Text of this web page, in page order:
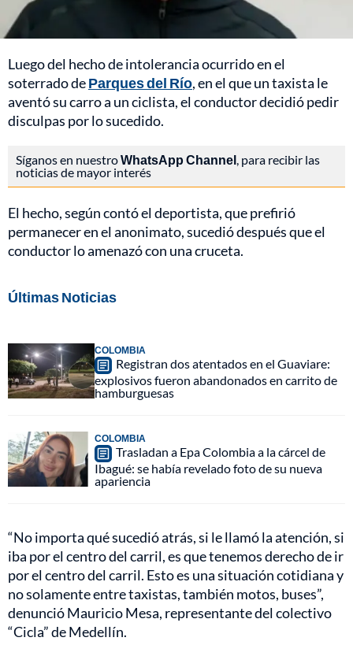
Luego del hecho de intolerancia ocurrido en el
soterrado deParques del Río, en el que un taxista le
aventó su carro a un ciclista, el conductor decidió pedir
disculpas por lo sucedido.
Síganos en nuestroWhatsApp Channel , para recibir las
noticias de mayor interés
El hecho, según contó el deportista, que prefirió
permanecer en el anonimato, sucedió después que el
conductor lo amenazó con una cruceta.
Últimas Noticias
COLOMBIA
Registran dos atentados en el Guaviare:
explosivos fueron abandonados en carrito de
hamburguesas
COLOMBIA
Trasladan a Epa Colombia a la cárcel de
Ibagué: se había revelado foto de su nueva
apariencia
“No importa qué sucedió atrás, si le llamó la atención, si
iba por el centro del carril, es que tenemos derecho de ir
por el centro del carril. Esto es una situación cotidiana y
no solamente entre taxistas, también motos, buses”,
denunció Mauricio Mesa, representante del colectivo
“Cicla” de Medellín.